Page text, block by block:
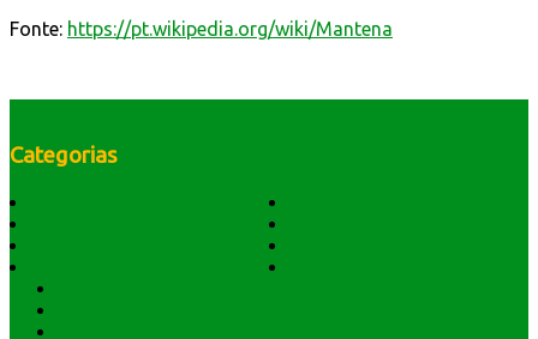
Fonte: https://pt.wikipedia.org/wiki/Mantena
Categorias